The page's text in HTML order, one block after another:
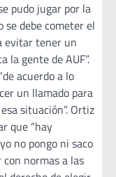
pudo jugar por la
se debe cometer el
evitar tener un
la gente de AUF”.
acuerdo a lo
un llamado para
situación”. Ortiz
que “hay
no pongo ni saco
normas a las